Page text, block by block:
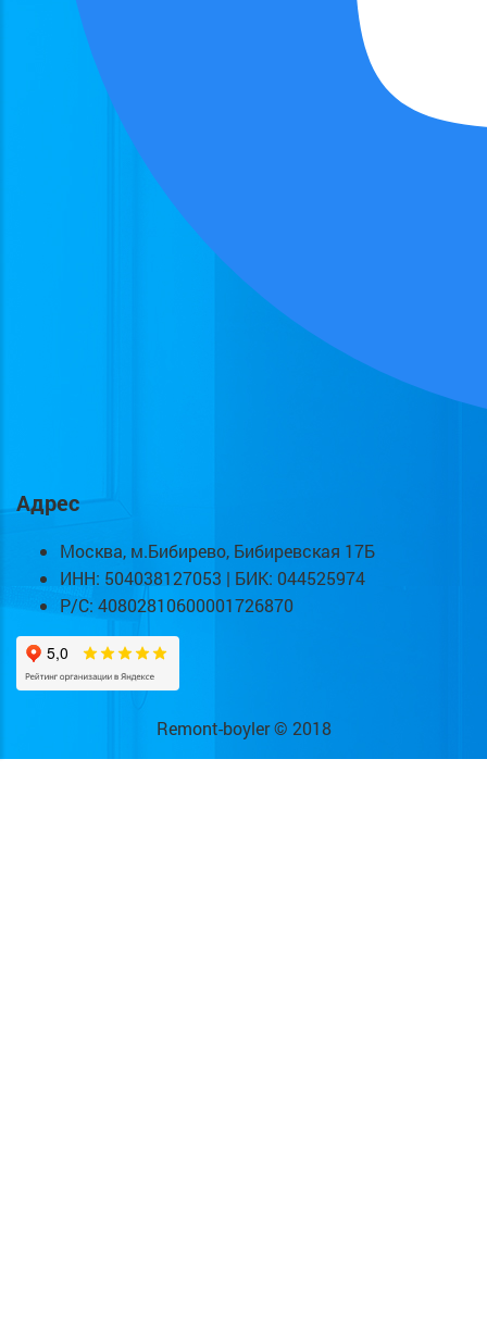
Адрес
Москва, м.Бибирево, Бибиревская 17Б
ИНН: 504038127053 | БИК: 044525974
Р/С: 40802810600001726870
Remont-boyler © 2018